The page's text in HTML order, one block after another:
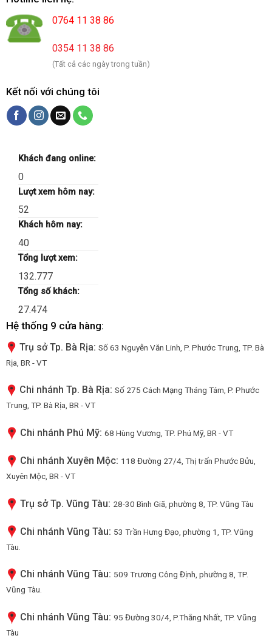
0764 11 38 86
0354 11 38 86
(Tất cả các ngày trong tuần)
Kết nối với chúng tôi
Khách đang online:
0
Lượt xem hôm nay:
52
Khách hôm nay:
40
Tổng lượt xem:
132.777
Tổng số khách:
27.474
Hệ thống 9 cửa hàng:
Trụ sở Tp. Bà Rịa: Số 63 Nguyễn Văn Linh, P. Phước Trung, TP. Bà
Rịa, BR - VT
Chi nhánh Tp. Bà Rịa: Số 275 Cách Mạng Tháng Tám, P. Phước
Trung, TP. Bà Rịa, BR - VT
Chi nhánh Phú Mỹ: 68 Hùng Vương, TP. Phú Mỹ, BR - VT
Chi nhánh Xuyên Mộc: 118 Đường 27/4, Thị trấn Phước Bửu,
Xuyên Mộc, BR - VT
Trụ sở Tp. Vũng Tàu: 28-30 Bình Giã, phường 8, TP. Vũng Tàu
Chi nhánh Vũng Tàu: 53 Trần Hưng Đạo, phường 1, TP. Vũng
Tàu.
Chi nhánh Vũng Tàu: 509 Trương Công Định, phường 8, TP.
Vũng Tàu.
Chi nhánh Vũng Tàu: 95 Đường 30/4, P.Thắng Nhất, TP. Vũng
Tàu